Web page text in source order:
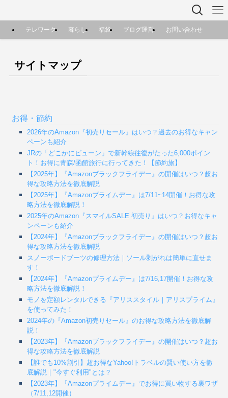
テレワーク 暮らし 福袋 ブログ運営 お問い合わせ
サイトマップ
お得・節約
2026年のAmazon『初売りセール』はいつ？過去のお得なキャン
ペーンも紹介
JRの「どこかにビューン」で新幹線往復がたった6,000ポイン
ト！お得に青森/函館旅行に行ってきた！【節約旅】
【2025年】『Amazonブラックフライデー』の開催はいつ？超お
得な攻略方法を徹底解説
【2025年】『Amazonプライムデー』は7/11~14開催！お得な攻
略方法を徹底解説！
2025年のAmazon『スマイルSALE 初売り』はいつ？お得なキャ
ンペーンも紹介
【2024年】『Amazonブラックフライデー』の開催はいつ？超お
得な攻略方法を徹底解説
スノーボードブーツの修理方法｜ソール剥がれは簡単に直せま
す！
【2024年】『Amazonプライムデー』は7/16,17開催！お得な攻
略方法を徹底解説！
モノを定額レンタルできる『アリススタイル｜アリスプライム』
を使ってみた！
2024年の『Amazon初売りセール』のお得な攻略方法を徹底解
説！
【2023年】『Amazonブラックフライデー』の開催はいつ？超お
得な攻略方法を徹底解説
【誰でも10%割引】超お得なYahoo!トラベルの賢い使い方を徹
底解説｜"今すぐ利用"とは？
【2023年】『Amazonプライムデー』でお得に買い物する裏ワザ
（7/11,12開催）